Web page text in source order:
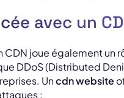
avec un
CDN joue également
DDoS (Distributed
Uncdn website
: